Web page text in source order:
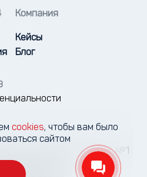
Компания
Кейсы
Блог
ул. Гайдара, 13, офис №1
cookies, чтобы вам было
сайтом